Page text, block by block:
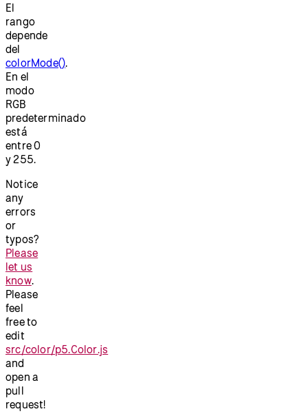
El
rango
depende
del
colorMode()
En el
modo
RGB
predeterminado
está
entre 0
y 255.
Notice
any
errors
or
typos?
Please
let us
know.
Please
feel
free to
edit
src/color/p5.Color.js
and
open a
pull
request!